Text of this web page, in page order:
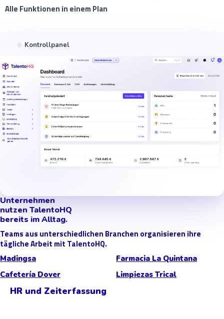
Alle Funktionen in einem Plan
Kontrollpanel
Unternehmen
nutzen TalentoHQ
bereits im Alltag.
Teams aus unterschiedlichen Branchen organisieren ihre
tägliche Arbeit mit TalentoHQ.
Madingsa
Farmacia La Quintana
Cafetería Dover
Limpiezas Trical
HR und Zeiterfassung